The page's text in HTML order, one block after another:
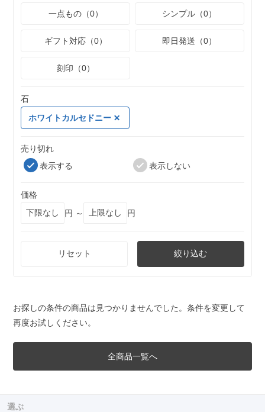
一点もの（0）
シンプル（0）
ギフト対応（0） 即日発送（0）
刻印（0）
石
ホワイトカルセドニー
売り切れ
表示する
表示しない
価格
円 ～
円
リセット 絞り込む
お探しの条件の商品は見つかりませんでした。条件を変更して
再度お試しください。
全商品一覧へ
選ぶ